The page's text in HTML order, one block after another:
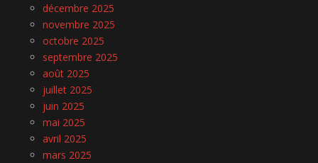
décembre 2025
novembre 2025
octobre 2025
septembre 2025
août 2025
juillet 2025
juin 2025
mai 2025
avril 2025
mars 2025